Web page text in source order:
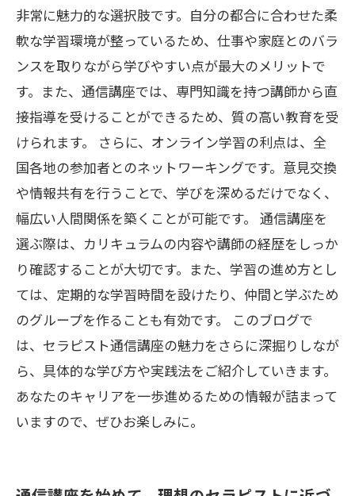
非常に魅力的な選択肢です。自分の都合に合わせた柔
軟な学習環境が整っているため、仕事や家庭とのバラ
ンスを取りながら学びやすい点が最大のメリットで
す。また、通信講座では、専門知識を持つ講師から直
接指導を受けることができるため、質の高い教育を受
けられます。 さらに、オンライン学習の利点は、全
国各地の参加者とのネットワーキングです。意見交換
や情報共有を行うことで、学びを深めるだけでなく、
幅広い人間関係を築くことが可能です。 通信講座を
選ぶ際は、カリキュラムの内容や講師の経歴をしっか
り確認することが大切です。また、学習の進め方とし
ては、定期的な学習時間を設けたり、仲間と学ぶため
のグループを作ることも有効です。 このブログで
は、セラピスト通信講座の魅力をさらに深掘りしなが
ら、具体的な学び方や実践法をご紹介していきます。
あなたのキャリアを一歩進めるための情報が詰まって
いますので、ぜひお楽しみに。